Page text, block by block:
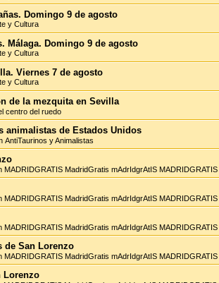
Domingo 9 de agosto
y Cultura
Málaga. Domingo 9 de agosto
y Cultura
Viernes 7 de agosto
y Cultura
de la mezquita en Sevilla
centro del ruedo
animalistas de Estados Unidos
AntiTaurinos y Animalistas
MADRIDGRATIS MadridGratis mAdrIdgrAtIS MADRIDGRATIS
MADRIDGRATIS MadridGratis mAdrIdgrAtIS MADRIDGRATIS
MADRIDGRATIS MadridGratis mAdrIdgrAtIS MADRIDGRATIS
de San Lorenzo
MADRIDGRATIS MadridGratis mAdrIdgrAtIS MADRIDGRATIS
Lorenzo